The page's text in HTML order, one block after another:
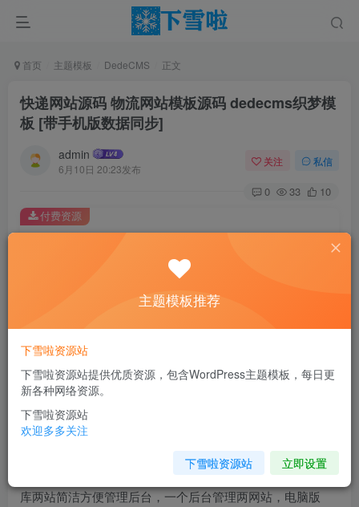
首页 主题模板 DedeCMS 正文
快递网站源码 物流网站模板源码 dedecms织梦模
板 [带手机版数据同步]
admin
6月10日 20:23发布
关注 私信
0 33 10
此内容为付费资源，请付费后查看
￥0.01
您当前未登录！建议登陆后购买，可保存购买订单
付费资源
介绍
快递网站源码_物流网站模板源码[带手机版数据同步]采用一
库两站简洁方便管理后台，一个后台管理两网站，电脑版
主题模板推荐
下雪啦资源站
下雪啦资源站提供优质资源，包含WordPress主题模板，每日更
新各种网络资源。
下雪啦资源站
欢迎多多关注
下雪啦资源站 立即设置